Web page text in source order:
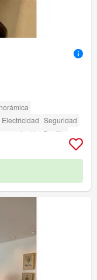
Electricidad Seguridad
Jardín
Parrilla